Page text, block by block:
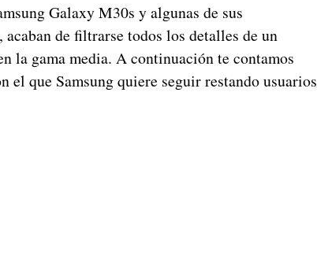
Galaxy M30s y algunas de sus
acaban de filtrarse todos los detalles de un
la gama media. A continuación te contamos
que Samsung quiere seguir restando usuarios